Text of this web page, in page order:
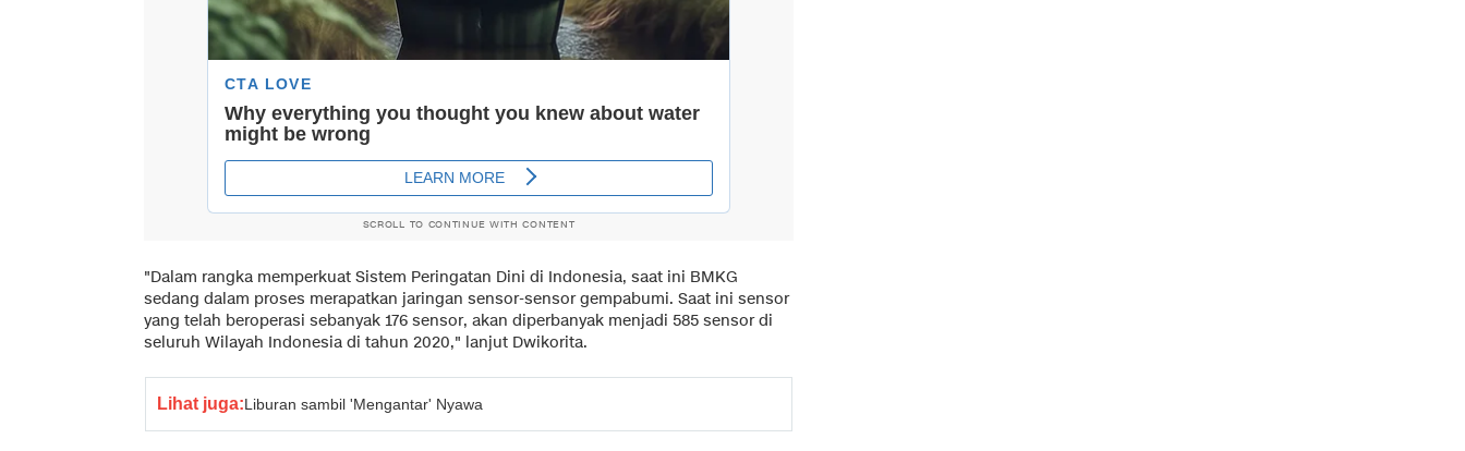
SCROLL TO CONTINUE WITH CONTENT
"Dalam rangka memperkuat Sistem Peringatan Dini di Indonesia, saat ini BMKG
sedang dalam proses merapatkan jaringan sensor-sensor gempabumi. Saat ini sensor
yang telah beroperasi sebanyak 176 sensor, akan diperbanyak menjadi 585 sensor di
seluruh Wilayah Indonesia di tahun 2020," lanjut Dwikorita.
Lihat juga:Liburan sambil 'Mengantar' Nyawa